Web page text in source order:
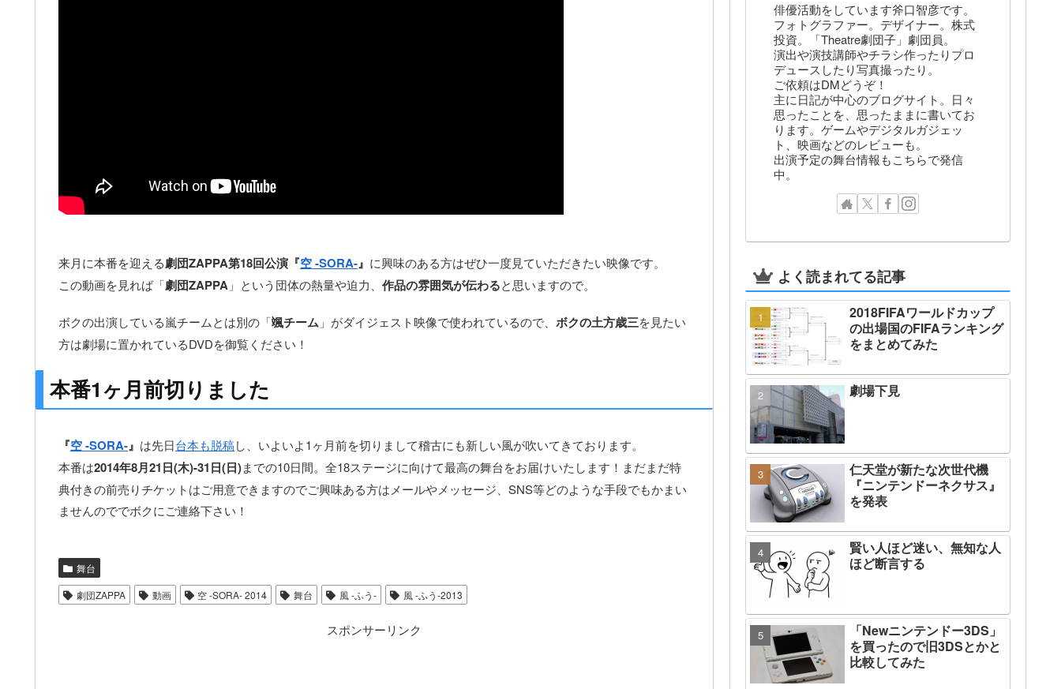
来月に本番を迎える劇団ZAPPA第18回公演『空 -SORA-』 に興味のある方はぜひ一度見ていただきたい映像です。
この動画を見れば「劇団ZAPPA 」という団体の熱量や迫力、 作品の雰囲気が伝わると思いますので。
ボクの出演している嵐チームとは別の「颯チーム 」がダイジェスト映像で使われているので、 ボクの土方歳三を見たい
方は劇場に置かれているDVDを御覧ください！
本番1ヶ月前切りました
『空 -SORA-』 は先日台本も脱稿し、いよいよ1ヶ月前を切りまして稽古にも新しい風が吹いてきております。
本番は2014年8月21日(木)-31日(日)までの10日間。全18ステージに向けて最高の舞台をお届けいたします！まだまだ特
典付きの前売りチケットはご用意できますのでご興味ある方はメールやメッセージ、SNS等どのような手段でもかまい
ませんのででボクにご連絡下さい！
舞台
劇団ZAPPA 動画 空 -SORA- 2014 舞台 風 -ふう- 風 -ふう-2013
スポンサーリンク
俳優活動をしています斧口智彦です。
フォトグラファー。デザイナー。株式
投資。「Theatre劇団子」劇団員。
演出や演技講師やチラシ作ったりプロ
デュースしたり写真撮ったり。
ご依頼はDMどうぞ！
主に日記が中心のブログサイト。日々
思ったことを、思ったままに書いてお
ります。ゲームやデジタルガジェッ
ト、映画などのレビューも。
出演予定の舞台情報もこちらで発信
中。
よく読まれてる記事
2018FIFAワールドカップ
の出場国のFIFAランキング
をまとめてみた
劇場下見
仁天堂が新たな次世代機
『ニンテンドーネクサス』
を発表
賢い人ほど迷い、無知な人
ほど断言する
「Newニンテンドー3DS」
を買ったので旧3DSとかと
比較してみた